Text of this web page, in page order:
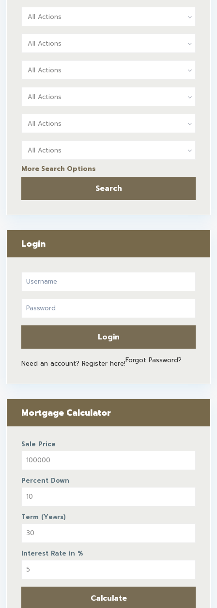
All Actions
All Actions
All Actions
All Actions
All Actions
All Actions
More Search Options
Search
Login
Login
Need an account? Register here!Forgot Password?
Mortgage Calculator
Sale Price
Percent Down
Term (Years)
Interest Rate in %
Calculate